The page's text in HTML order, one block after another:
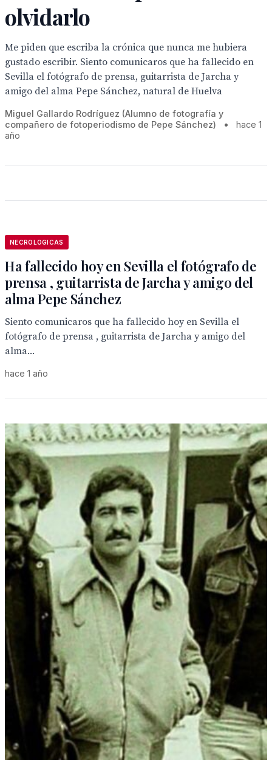
olvidarlo
Me piden que escriba la crónica que nunca me hubiera
gustado escribir. Siento comunicaros que ha fallecido en
Sevilla el fotógrafo de prensa, guitarrista de Jarcha y
amigo del alma Pepe Sánchez, natural de Huelva
Miguel Gallardo Rodríguez (Alumno de fotografía y
compañero de fotoperiodismo de Pepe Sánchez)
•
hace 1
año
NECROLOGICAS
Ha fallecido hoy en Sevilla el fotógrafo de
prensa , guitarrista de Jarcha y amigo del
alma Pepe Sánchez
Siento comunicaros que ha fallecido hoy en Sevilla el
fotógrafo de prensa , guitarrista de Jarcha y amigo del
alma...
hace 1 año